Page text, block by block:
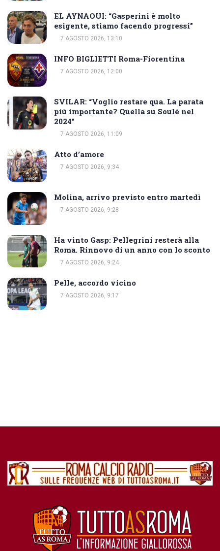
EL AYNAOUI: “Gasperini è molto
esigente, stiamo facendo progressi”
7 AGOSTO 2026, 13:10
INFO BIGLIETTI Roma-Fiorentina
7 AGOSTO 2026, 12:00
SVILAR: “Voglio restare qua. La parata
più importante? Quella su Soulé nel
2024”
7 AGOSTO 2026, 11:09
Atto d’amore
7 AGOSTO 2026, 9:34
Molina, arrivo previsto entro martedì
7 AGOSTO 2026, 9:28
Ha vinto Gasp: Pellegrini resterà alla
Roma. Rinnovo di un anno con lo sconto
7 AGOSTO 2026, 9:24
Pelle, accordo vicino
7 AGOSTO 2026, 9:17